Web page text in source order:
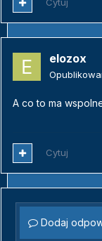
Cytuj
elozox
A co to ma
Cytuj
Dodaj